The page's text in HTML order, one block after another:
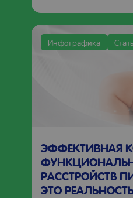
Инфографика
ЭФФЕКТИВНАЯ
РАССТРОЙСТВ
ЭТО